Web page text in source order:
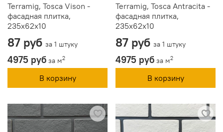
Terramig, Tosca Vison -
фасадная плитка,
235x62x10
87 руб за 1 штуку
4975 руб за м2
В корзину
Terramig, Tosca Antracita -
фасадная плитка,
235x62x10
87 руб за 1 штуку
4975 руб за м2
В корзину